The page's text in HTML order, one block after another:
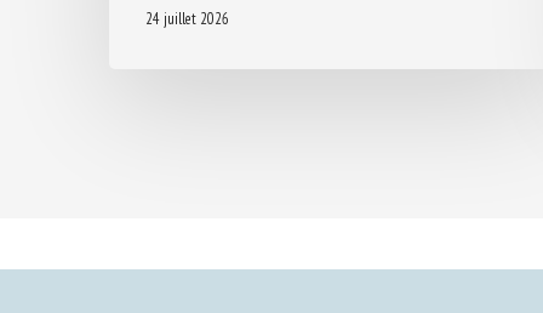
24 juillet 2026